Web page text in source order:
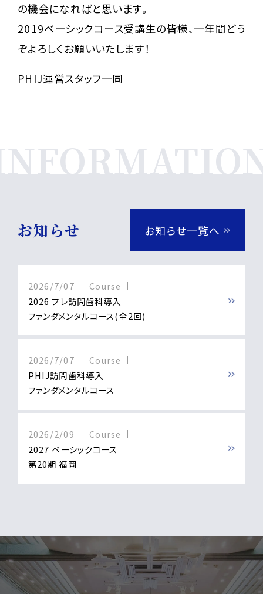
の機会になればと思います。
2019ベーシックコース受講生の皆様、一年間どう
ぞよろしくお願いいたします！
PHIJ運営スタッフ一同
お知らせ お知らせ一覧へ
2026/7/07
Course
2026 プレ訪問歯科導入
ファンダメンタルコース(全2回)
2026/7/07
Course
PHIJ訪問歯科導入
ファンダメンタルコース
2026/2/09
Course
2027 ベーシックコース
第20期 福岡